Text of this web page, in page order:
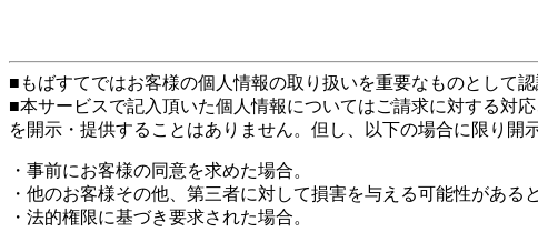
■もばすてではお客様の個人情報の取り扱いを重要なものとして
■本サービスで記入頂いた個人情報についてはご請求に対する対
を開示・提供することはありません。但し、以下の場合に限り開
・事前にお客様の同意を求めた場合。
・他のお客様その他、第三者に対して損害を与える可能性がある
・法的権限に基づき要求された場合。